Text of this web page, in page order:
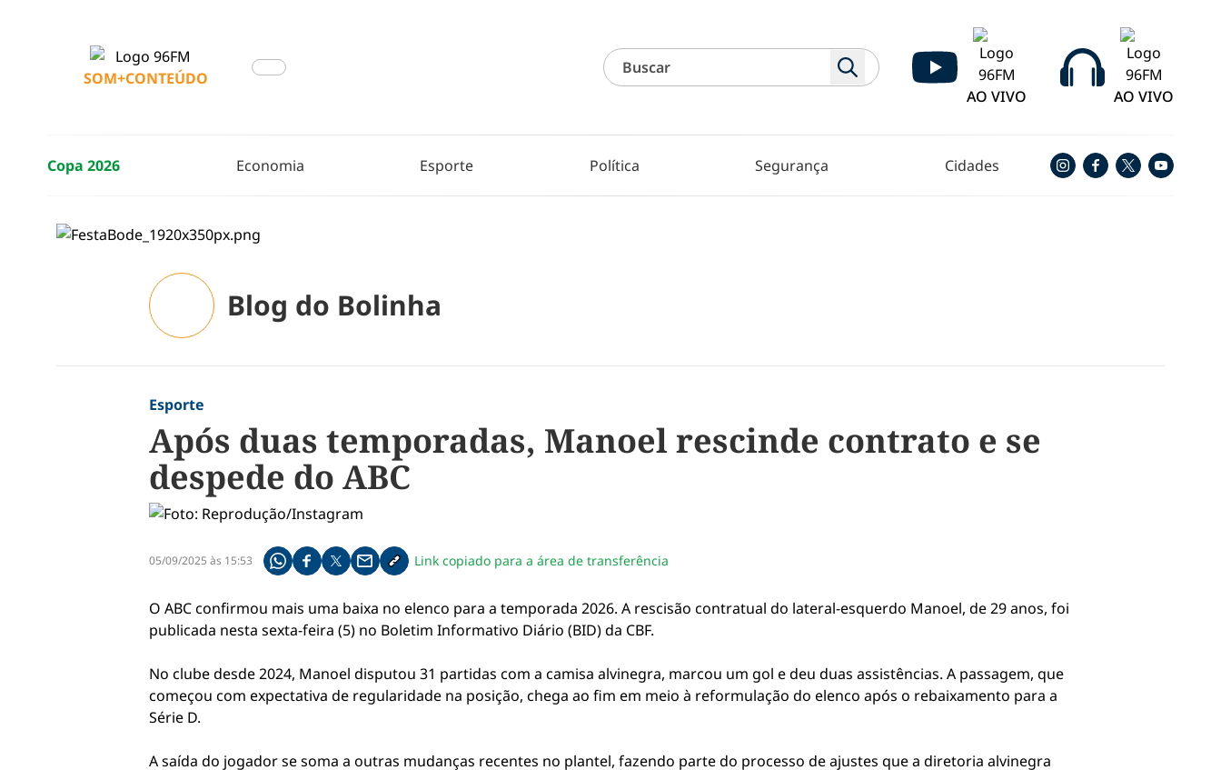
SOM+CONTEÚDO
AO VIVO
AO VIVO
Copa 2026 Economia Esporte Política Segurança Cidades
Blog do Bolinha
Esporte
Após duas temporadas, Manoel rescinde contrato e se
despede do ABC
05/09/2025 às 15:53 Compartilhe pelo whatsapp
Compartilhar no facebook
Compartilhar no twitter
Compartilhe pelo email
Copiar link da notícia
Link copiado para a área de transferência
O ABC confirmou mais uma baixa no elenco para a temporada 2026. A rescisão contratual do lateral-esquerdo Manoel, de 29 anos, foi
publicada nesta sexta-feira (5) no Boletim Informativo Diário (BID) da CBF.
No clube desde 2024, Manoel disputou 31 partidas com a camisa alvinegra, marcou um gol e deu duas assistências. A passagem, que
começou com expectativa de regularidade na posição, chega ao fim em meio à reformulação do elenco após o rebaixamento para a
Série D.
A saída do jogador se soma a outras mudanças recentes no plantel, fazendo parte do processo de ajustes que a diretoria alvinegra